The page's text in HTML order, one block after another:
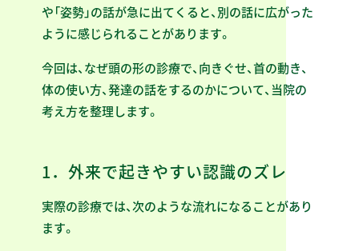
や「姿勢」の話が急に出てくると、別の話に広がった
ように感じられることがあります。
今回は、なぜ頭の形の診療で、向きぐせ、首の動き、
体の使い方、発達の話をするのかについて、当院の
考え方を整理します。
1．外来で起きやすい認識のズレ
実際の診療では、次のような流れになることがあり
ます。